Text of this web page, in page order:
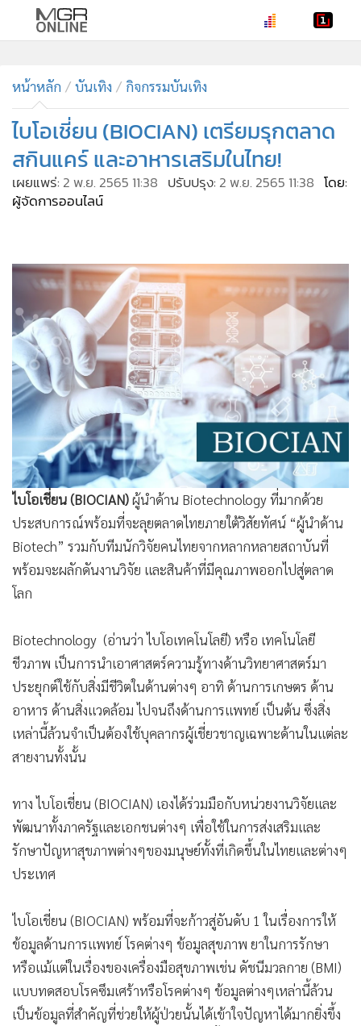
• ทันเหตุการณ์
• ภาคใต้
• ภูมิภาค
• Online Section
• บันเทิง
• ผู้จัดการรายวัน
• ละคร
CbizReview
• Cyber BIZ
• ผู้จัดกวน
• Good health & Well-being
• Green Innovation & SD
• Management & HR
• MGR Live
• Infographic
• การเมือง
ต่างประเทศ
• Special Scoop
• จีน
• ชุมชน-คุณภาพชีวิต
• อาชญากรรม
• Motoring
• เกม
• วิทยาศาสตร์
• หุ้น
• อินโดจีน
• กองทุนรวม
• Factcheck
•
ญี่ปุ่น
• News1
• Gotomanager
หน้าหลัก บันเทิง กิจกรรมบันเทิง
ไบโอเชี่ยน (BIOCIAN) เตรียมรุกตลาด
สกินแคร์ และอาหารเสริมในไทย!
เผยแพร่: 2 พ.ย. 2565 11:38 ปรับปรุง: 2 พ.ย. 2565 11:38 โดย:
ผู้จัดการออนไลน์
ไบโอเชี่ยน (BIOCIAN)ผู้นำด้าน Biotechnology ที่มากด้วย
ประสบการณ์พร้อมที่จะลุยตลาดไทยภายใต้วิสัยทัศน์ “ผู้นำด้าน
Biotech” รวมกับทีมนักวิจัยคนไทยจากหลากหลายสถาบันที่
พร้อมจะผลักดันงานวิจัย และสินค้าที่มีคุณภาพออกไปสู่ตลาด
โลก
Biotechnology (อ่านว่า ไบโอเทคโนโลยี) หรือ เทคโนโลยี
ชีวภาพ เป็นการนำเอาศาสตร์ความรู้ทางด้านวิทยาศาสตร์มา
ประยุกต์ใช้กับสิ่งมีชีวิตในด้านต่างๆ อาทิ ด้านการเกษตร ด้าน
อาหาร ด้านสิ่งแวดล้อม ไปจนถึงด้านการแพทย์ เป็นต้น ซึ่งสิ่ง
เหล่านี้ล้วนจำเป็นต้องใช้บุคลากรผู้เชี่ยวชาญเฉพาะด้านในแต่ละ
สายงานทั้งนั้น
ทาง ไบโอเชี่ยน (BIOCIAN) เองได้ร่วมมือกับหน่วยงานวิจัยและ
พัฒนาทั้งภาครัฐและเอกชนต่างๆ เพื่อใช้ในการส่งเสริมและ
รักษาปัญหาสุขภาพต่างๆของมนุษย์ทั้งที่เกิดขึ้นในไทยและต่างๆ
ประเทศ
ไบโอเชี่ยน (BIOCIAN) พร้อมที่จะก้าวสู่อันดับ 1 ในเรื่องการให้
ข้อมูลด้านการแพทย์ โรคต่างๆ ข้อมูลสุขภาพ ยาในการรักษา
หรือแม้แต่ในเรื่องของเครื่องมือสุขภาพเช่น ดัชนีมวลกาย (BMI)
แบบทดสอบโรคซึมเศร้าหรือโรคต่างๆ ข้อมูลต่างๆเหล่านี้ล้วน
เป็นข้อมูลที่สำคัญที่ช่วยให้ผู้ป่วยนั้นได้เข้าใจปัญหาได้มากยิ่งขึ้ง